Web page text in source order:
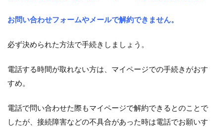
お問い合わせフォームやメールで解約できません。
必ず決められた方法で手続きしましょう。
電話する時間が取れない方は、マイページでの手続きがおす
すめ。
電話で問い合わせた際もマイページで解約できるとのことで
したが、接続障害などの不具合があった時は電話でお願いす